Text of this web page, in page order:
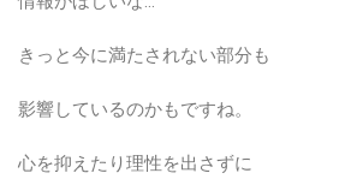
きっと今に満たされない部分も
影響しているのかもですね。
心を抑えたり理性を出さずに